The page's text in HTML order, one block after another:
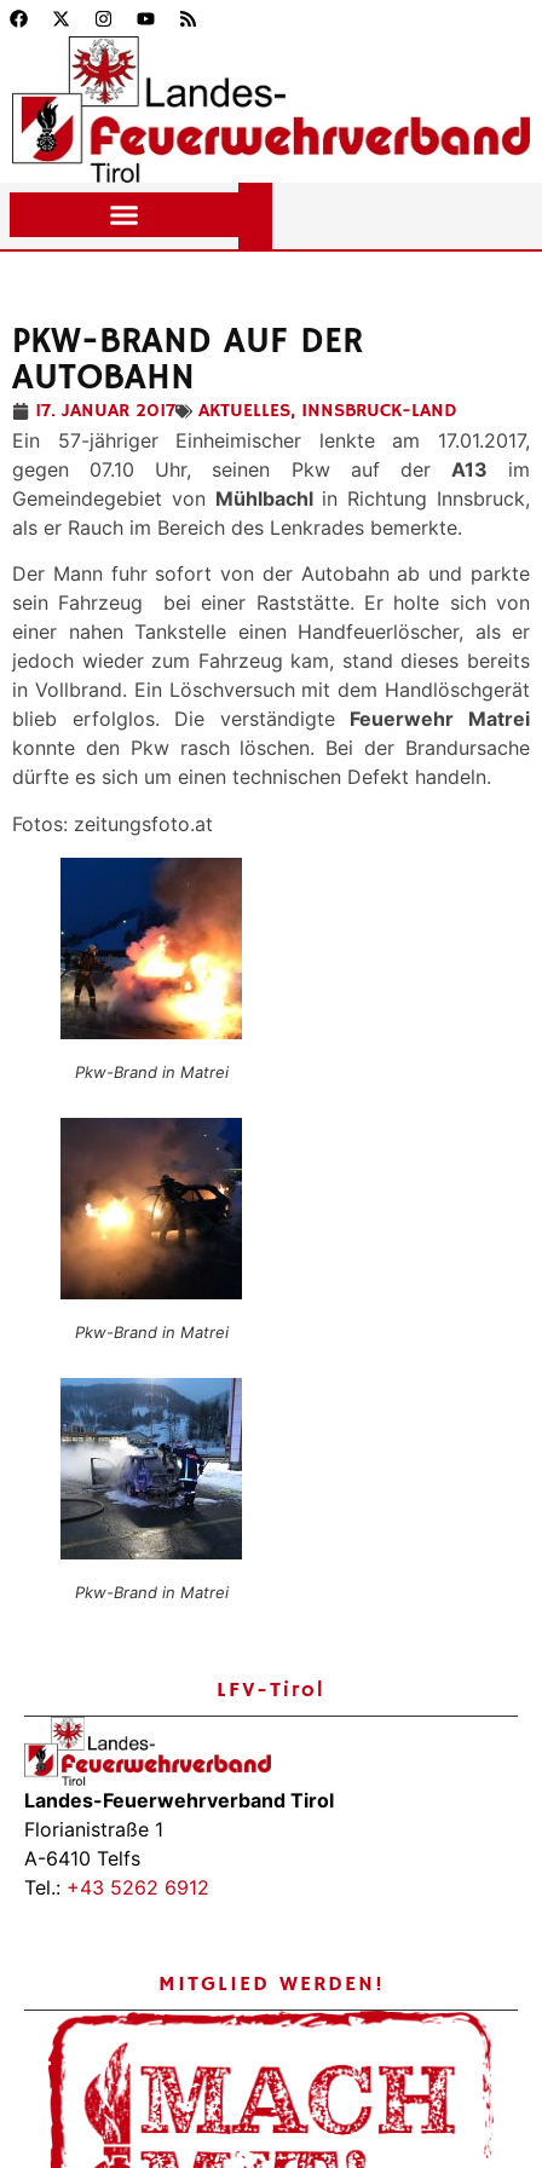
PKW-BRAND AUF DER
AUTOBAHN
17. JANUAR 2017 AKTUELLES, INNSBRUCK-LAND
Ein 57-jähriger Einheimischer lenkte am 17.01.2017,
gegen 07.10 Uhr, seinen Pkw auf der A13 im
Gemeindegebiet von Mühlbachlin Richtung Innsbruck,
als er Rauch im Bereich des Lenkrades bemerkte.
Der Mann fuhr sofort von der Autobahn ab und parkte
sein Fahrzeug bei einer Raststätte. Er holte sich von
einer nahen Tankstelle einen Handfeuerlöscher, als er
jedoch wieder zum Fahrzeug kam, stand dieses bereits
in Vollbrand. Ein Löschversuch mit dem Handlöschgerät
blieb erfolglos. Die verständigte Feuerwehr Matrei
konnte den Pkw rasch löschen. Bei der Brandursache
dürfte es sich um einen technischen Defekt handeln.
Fotos: zeitungsfoto.at
Pkw-Brand in Matrei
Pkw-Brand in Matrei
Pkw-Brand in Matrei
LFV-Tirol
Landes-Feuerwehrverband Tirol
Florianistraße 1
A-6410 Telfs
Tel.: +43 5262 6912
MITGLIED WERDEN!